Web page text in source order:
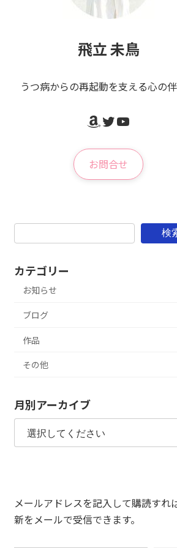
飛立 未鳥
うつ病からの再起動を支える心の
Amazon
Twitter
YouTube
お問合せ
検
カテゴリー
お知らせ
ブログ
作品
その他
月別アーカイブ
メールアドレスを記入して購読すれ
新をメールで受信できます。